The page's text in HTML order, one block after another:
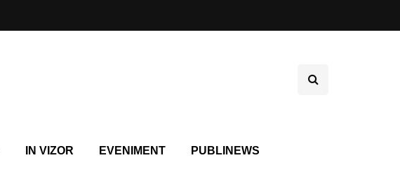
IN VIZOR EVENIMENT PUBLINEWS